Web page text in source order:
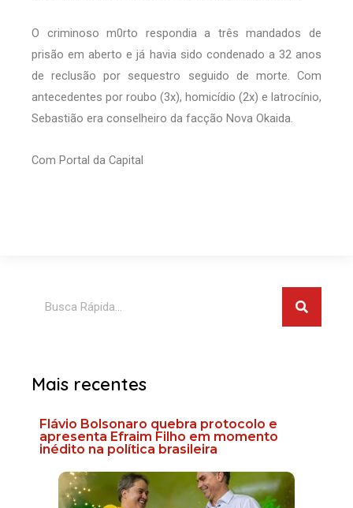
O criminoso m0rto respondia a três mandados de
prisão em aberto e já havia sido condenado a 32 anos
de reclusão por sequestro seguido de morte. Com
antecedentes por roubo (3x), homicídio (2x) e latrocínio,
Sebastião era conselheiro da facção Nova Okaida.
Com Portal da Capital
Mais recentes
Flávio Bolsonaro quebra protocolo e
apresenta Efraim Filho em momento
inédito na política brasileira